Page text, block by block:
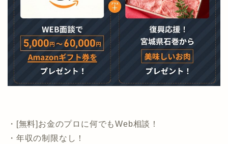
・[無料]お金のプロに何でもWeb相談！
・年収の制限なし！